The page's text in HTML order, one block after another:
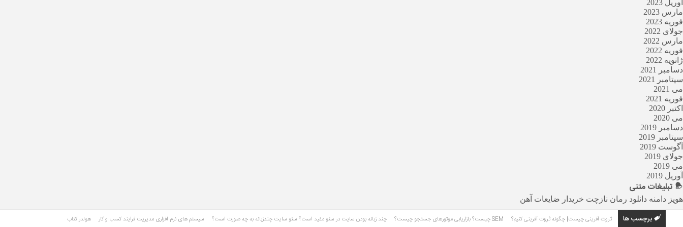
آوریل 2023
مارس 2023
فوریه 2023
جولای 2022
مارس 2022
فوریه 2022
ژانویه 2022
دسامبر 2021
سپتامبر 2021
می 2021
فوریه 2021
اکتبر 2020
می 2020
دسامبر 2019
سپتامبر 2019
آگوست 2019
جولای 2019
می 2019
آوریل 2019
تبلیغاتمتنی
هویز دامنه دانلود رمان نازچت خریدار ضایعات آهن
برچسب ها ثروت آفرینی چیست| چگونه ثروت آفرینی کنیم؟ SEM چیست؟ بازاریابی موتورهای جستجو چیست؟ چند زبانه بودن سایت در سئو مفید است؟ سئو سایت چندزبانه به چه صورت است؟ سیستم های نرم افزاری مدیریت فرایند کسب و کار هولدر کتاب